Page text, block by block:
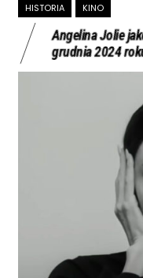
HISTORIA KINO
Angelina Jolie
grudnia 2024